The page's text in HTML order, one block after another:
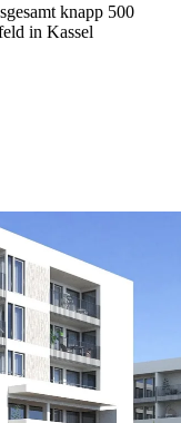
knapp 500
in Kassel